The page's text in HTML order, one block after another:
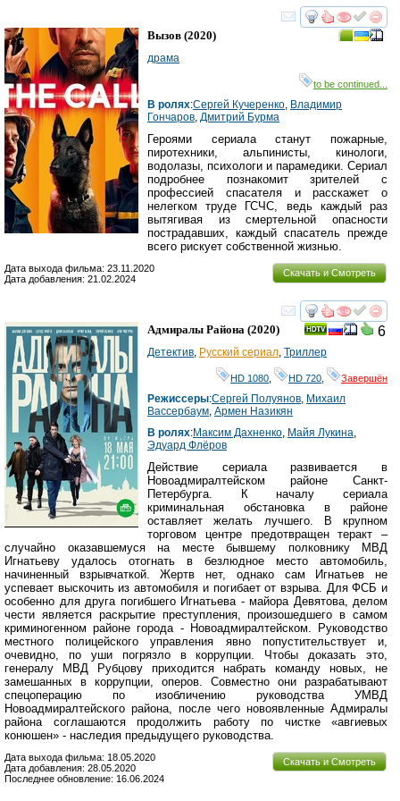
смотреть
Вызов (2020)
драма
to be continued...
В ролях:Сергей Кучеренко, Владимир
Гончаров, Дмитрий Бурма
Героями сериала станут пожарные,
пиротехники, альпинисты, кинологи,
водолазы, психологи и парамедики. Сериал
подробнее познакомит зрителей с
профессией спасателя и расскажет о
нелегком труде ГСЧС, ведь каждый раз
вытягивая из смертельной опасности
пострадавших, каждый спасатель прежде
всего рискует собственной жизнью.
Скачать и Смотреть
Дата выхода фильма: 23.11.2020
Дата добавления: 21.02.2024
смотреть
6
Адмиралы Района (2020)
Детектив, Русский сериал, Триллер
HD 1080 HD 720 Завершён
Режиссеры:Сергей Полуянов, Михаил
Вассербаум, Армен Назикян
В ролях:Максим Дахненко, Майя Лукина,
Эдуард Флёров
Действие сериала развивается в
Новоадмиралтейском районе Санкт-
Петербурга. К началу сериала
криминальная обстановка в районе
оставляет желать лучшего. В крупном
торговом центре предотвращен теракт –
случайно оказавшемуся на месте бывшему полковнику МВД
Игнатьеву удалось отогнать в безлюдное место автомобиль,
начиненный взрывчаткой. Жертв нет, однако сам Игнатьев не
успевает выскочить из автомобиля и погибает от взрыва. Для ФСБ и
особенно для друга погибшего Игнатьева - майора Девятова, делом
чести является раскрытие преступления, произошедшего в самом
криминогенном районе города - Новоадмиралтейском. Руководство
местного полицейского управления явно попустительствует и,
очевидно, по уши погрязло в коррупции. Чтобы доказать это,
генералу МВД Рубцову приходится набрать команду новых, не
замешанных в коррупции, оперов. Совместно они разрабатывают
спецоперацию по изобличению руководства УМВД
Новоадмиралтейского района, после чего новоявленные Адмиралы
района соглашаются продолжить работу по чистке «авгиевых
конюшен» - наследия предыдущего руководства.
Скачать и Смотреть
Дата выхода фильма: 18.05.2020
Дата добавления: 28.05.2020
Последнее обновление: 16.06.2024